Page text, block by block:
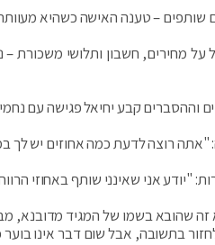
שותפים – טענה האישה כשהיא
על מחירים, חשבון ותלושי משכורת
וההסברים קבע יחיאל פגישה עם
"אתה רוצה לדעת כמה אחוזים יש לך
"יודע אני שאינני שותף באחוזי
זה שהובא בשמו של המגיד מדובנא,
בתשובה, אבל שום דבר אינו בוער